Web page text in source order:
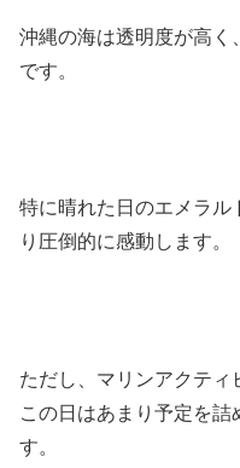
沖縄の海は透明度が高く
です。
特に晴れた日のエメラル
り圧倒的に感動します。
ただし、マリンアクティ
この日はあまり予定を
す。